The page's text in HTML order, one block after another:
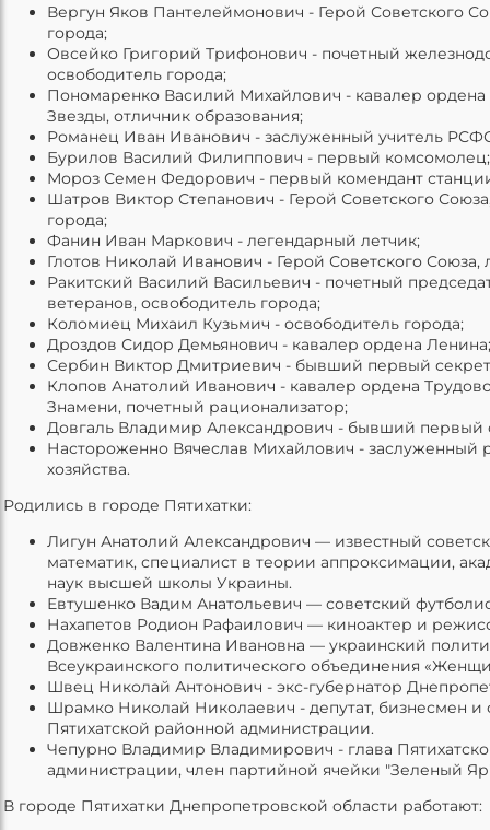
Вергун Яков Пантелеймонович - Герой Советского
города;
Овсейко Григорий Трифонович - почетный
освободитель города;
Пономаренко Василий Михайлович - кавалер
Звезды, отличник образования;
Романец Иван Иванович - заслуженный учитель
Бурилов Василий Филиппович - первый комсомолец;
Мороз Семен Федорович - первый комендант
Шатров Виктор Степанович - Герой Советского
города;
Фанин Иван Маркович - легендарный летчик;
Глотов Николай Иванович - Герой Советского Союза,
Ракитский Василий Васильевич - почетный
ветеранов, освободитель города;
Коломиец Михаил Кузьмич - освободитель города;
Дроздов Сидор Демьянович - кавалер ордена Ленина;
Сербин Виктор Дмитриевич - бывший первый
Клопов Анатолий Иванович - кавалер ордена
Знамени, почетный рационализатор;
Довгаль Владимир Александрович - бывший первый
Настороженно Вячеслав Михайлович - заслуженный
хозяйства.
Родились в городе Пятихатки:
Лигун Анатолий Александрович — известный
математик, специалист в теории аппроксимации,
наук высшей школы Украины.
Евтушенко Вадим Анатольевич — советский
Нахапетов Родион Рафаилович — киноактер и
Довженко Валентина Ивановна — украинский
Всеукраинского политического объединения
Швец Николай Антонович - экс-губернатор
Шрамко Николай Николаевич - депутат, бизнесмен и
Пятихатской районной администрации.
Чепурно Владимир Владимирович - глава
администрации, член партийной ячейки "Зеленый
В городе Пятихатки Днепропетровской области работают: